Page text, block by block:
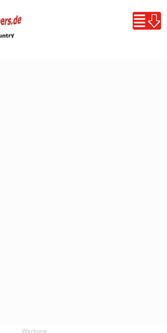
Werbung